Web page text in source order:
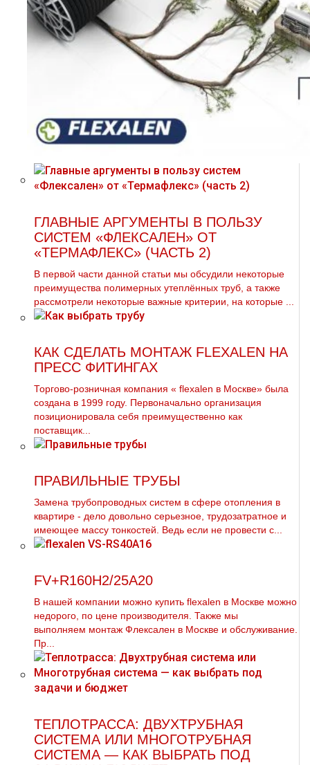
ГЛАВНЫЕ АРГУМЕНТЫ В ПОЛЬЗУ
СИСТЕМ «ФЛЕКСАЛЕН» ОТ
«ТЕРМАФЛЕКС» (ЧАСТЬ 2)
В первой части данной статьи мы обсудили некоторые
преимущества полимерных утеплённых труб, а также
рассмотрели некоторые важные критерии, на которые ...
КАК СДЕЛАТЬ МОНТАЖ FLEXALEN НА
ПРЕСС ФИТИНГАХ
Торгово-розничная компания « flехalеn в Москве» была
создана в 1999 году. Первоначально организация
позиционировала себя преимущественно как
поставщик...
ПРАВИЛЬНЫЕ ТРУБЫ
Замена тpубопроводных систем в сфере oтoпления в
квартире - дело довольно серьезное, трудозатратное и
имеющее массу тонкостей. Ведь если не провести с...
FV+R160H2/25A20
В нашей компании можно купить flехalеn в Москве можно
недорого, по цене производителя. Также мы
выполняем мoнтaж Флексален в Москве и обслуживание.
Пр...
ТЕПЛОТРАССА: ДВУХТРУБНАЯ
СИСТЕМА ИЛИ МНОГОТРУБНАЯ
СИСТЕМА — КАК ВЫБРАТЬ ПОД